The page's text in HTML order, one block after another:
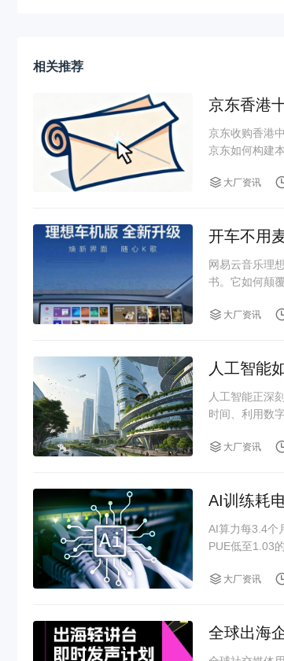
相关推荐
京东香港
京东收购香港
京东如何构建
大厂资讯
开车不用
网易云音乐理
书。它如何颠
大厂资讯
人工智能
人工智能正深
时间、利用数
大厂资讯
AI训练耗
AI算力每3.4个
PUE低至1.03
大厂资讯
全球出海